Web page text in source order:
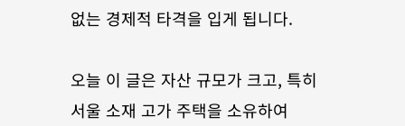
없는 경제적 타격을 입게 됩니다.
오늘 이 글은 자산 규모가 크고, 특히
서울 소재 고가 주택을 소유하여